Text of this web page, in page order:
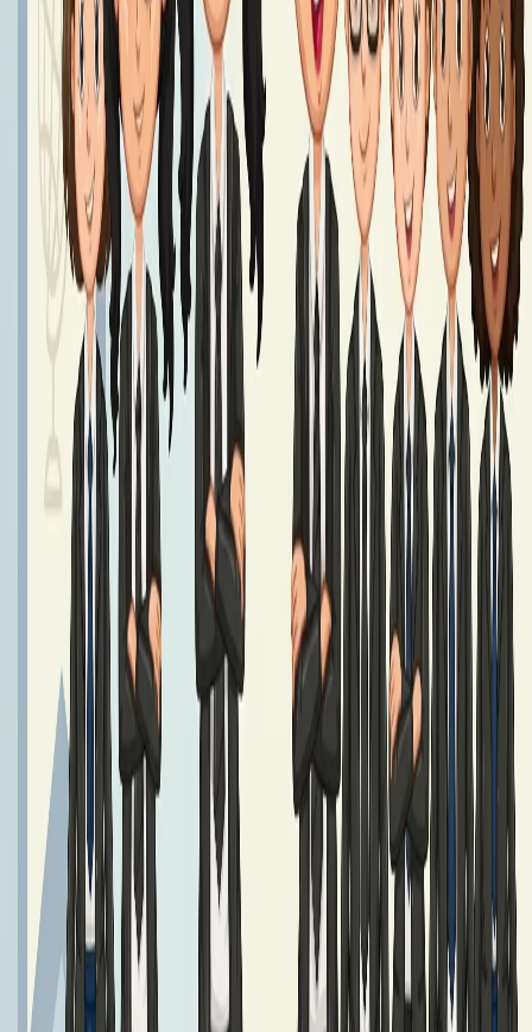
Podręczniki klasa 7 - Rok Szkolny 2026/2027
Podręczniki klasy 7
Czytaj dalej